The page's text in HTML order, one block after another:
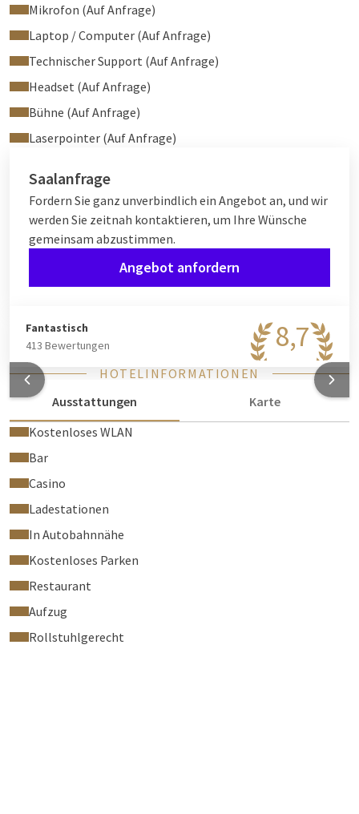
Mikrofon (Auf Anfrage)
Laptop / Computer (Auf Anfrage)
Technischer Support (Auf Anfrage)
Headset (Auf Anfrage)
Bühne (Auf Anfrage)
Laserpointer (Auf Anfrage)
Saalanfrage
Fordern Sie ganz unverbindlich ein Angebot an, und wir
werden Sie zeitnah kontaktieren, um Ihre Wünsche
gemeinsam abzustimmen.
Angebot anfordern
8,7
Fantastisch
413 Bewertungen
HOTELINFORMATIONEN
Ausstattungen
Karte
Kostenloses WLAN
Bar
Casino
Ladestationen
In Autobahnnähe
Kostenloses Parken
Restaurant
Aufzug
Rollstuhlgerecht